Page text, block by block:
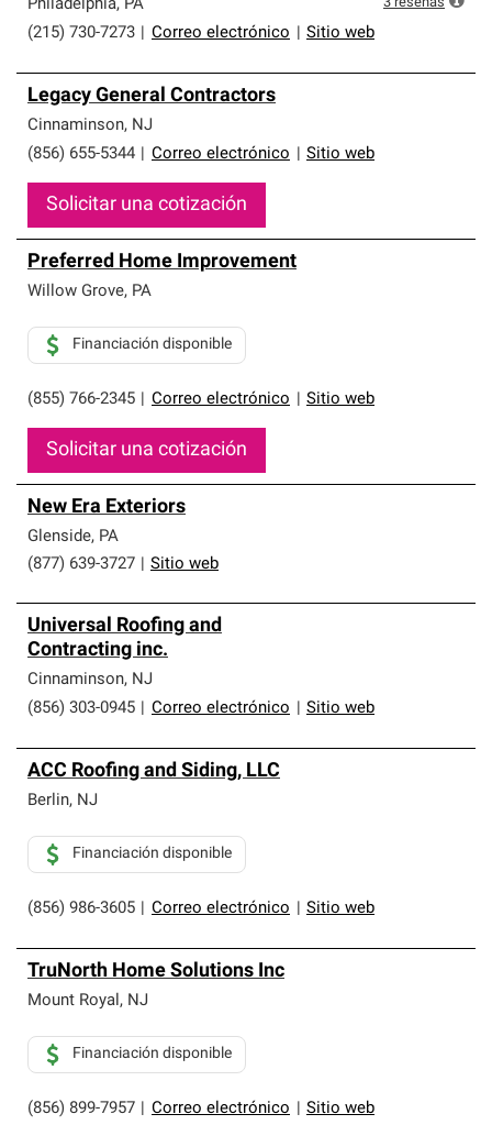
Philadelphia, PA
(215) 730-7273
Correo electrónico Sitio web
Legacy General Contractors
Cinnaminson, NJ
(856) 655-5344
Correo electrónico Sitio web
Solicitar una cotización
Preferred Home Improvement
Willow Grove, PA
(855) 766-2345 Correo electrónico Sitio web
Financiación disponible
Solicitar una cotización
New Era Exteriors
Glenside, PA
(877) 639-3727
Sitio web
Universal Roofing and
Contracting inc.
Cinnaminson, NJ
(856) 303-0945
Correo electrónico Sitio web
ACC Roofing and Siding, LLC
Berlin, NJ
(856) 986-3605 Correo electrónico Sitio web
Financiación disponible
TruNorth Home Solutions Inc
Mount Royal, NJ
(856) 899-7957 Correo electrónico Sitio web
Financiación disponible